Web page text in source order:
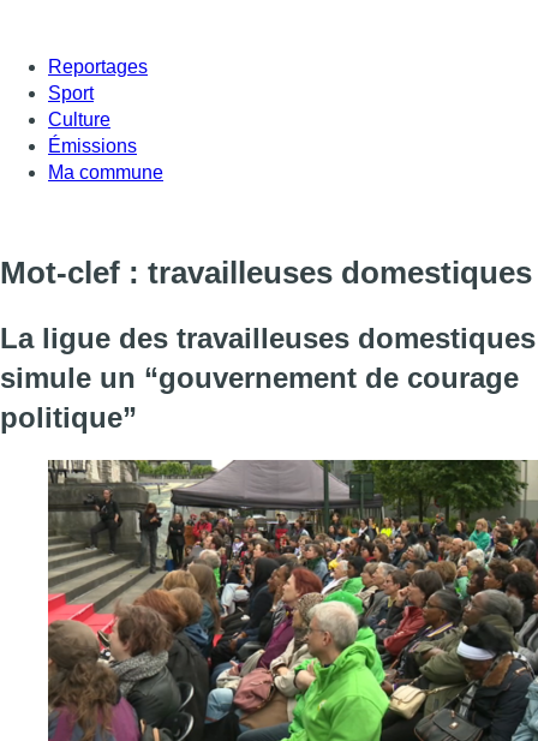
Reportages
Sport
Culture
Émissions
Ma commune
Mot-clef : travailleuses domestiques
La ligue des travailleuses domestiques
simule un “gouvernement de courage
politique”